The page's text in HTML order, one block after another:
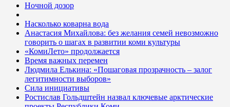
Ночной дозор
Насколько коварна вода
Анастасия Михайлова: без желания семей невозможно
говорить о шагах в развитии коми культуры
«КомиЛето» продолжается
Время важных перемен
Людмила Елькина: «Пошаговая прозрачность – залог
легитимности выборов»
Сила инициативы
Ростислав Гольдштейн назвал ключевые арктические